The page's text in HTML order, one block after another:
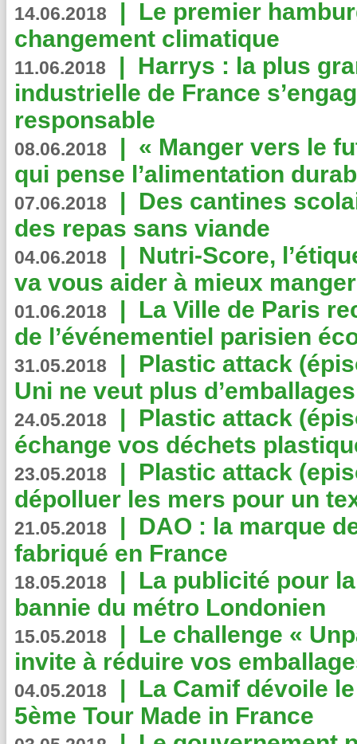
14.06.2018 | Le premier
changement climatique
11.06.2018 | Harrys : la plus
industrielle de France
responsable
08.06.2018 | « Manger vers le
qui pense l’alimentation
07.06.2018 | Des cantines
des repas sans viande
04.06.2018 | Nutri-Score,
va vous aider à mieux
01.06.2018 | La Ville de Paris
de l’événementiel parisien
31.05.2018 | Plastic attack
Uni ne veut plus
24.05.2018 | Plastic attack
échange vos déchets
23.05.2018 | Plastic attack
dépolluer les mers pour un
21.05.2018 | DAO : la marque
fabriqué en France
18.05.2018 | La publicité pour
bannie du métro Londonien
15.05.2018 | Le challenge «
invite à réduire vos
04.05.2018 | La Camif dévoile
5ème Tour Made in France